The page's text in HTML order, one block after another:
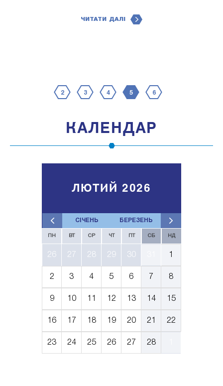
ЧИТАТИ ДАЛІ
2 3 4 5 6
КАЛЕНДАР
СІЧЕНЬ БЕРЕЗЕНЬ
ЛЮТИЙ 2026
ПН ВТ СР ЧТ СБ НД
26 27 28 29 30
2 3 4 5 6 7 8
9 10 12 13 14 15
16 17 18 19 20 21 22
23 24 25 26 27 28